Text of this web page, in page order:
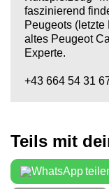
faszinierend
Peugeots
altes Peugeot
Experte.
+43 664 54 31
Teils mit